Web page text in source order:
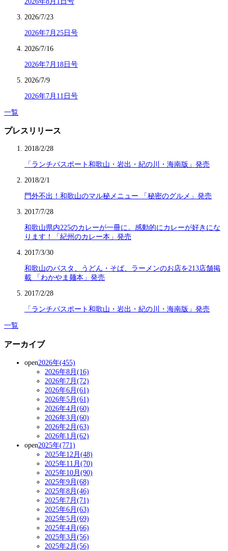
2026/7/23
2026年7月25日号
2026/7/16
2026年7月18日号
2026/7/9
2026年7月11日号
一覧
プレスリリース
2018/2/28
「ランチパスポート和歌山・岩出・紀の川・海南版」発売
2018/2/1
門外不出！和歌山のマル秘メニュー 「秘密のグルメ」発売
2017/7/28
和歌山県内225のカレーが一冊に。感動的にカレーが好きにな
ります！「紀州のカレー本」発売
2017/3/30
和歌山のパスタ、うどん・そば、ラーメンのお店を213店舗掲
載 「わかやま麺本」発売
2017/2/28
「ランチパスポート和歌山・岩出・紀の川・海南版」発売
一覧
アーカイブ
open2026年(455)
2026年8月(16)
2026年7月(72)
2026年6月(61)
2026年5月(61)
2026年4月(60)
2026年3月(60)
2026年2月(63)
2026年1月(62)
open2025年(771)
2025年12月(48)
2025年11月(70)
2025年10月(90)
2025年9月(68)
2025年8月(46)
2025年7月(71)
2025年6月(63)
2025年5月(69)
2025年4月(66)
2025年3月(56)
2025年2月(56)